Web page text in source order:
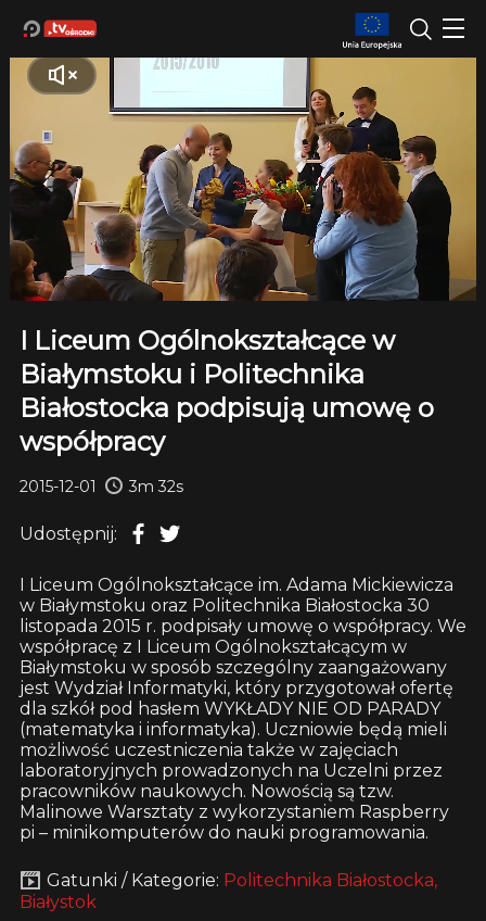
I Liceum Ogólnokształcące w
Białymstoku i Politechnika
Białostocka podpisują umowę o
współpracy
2015-12-01 3m 32s
Udostępnij:
I Liceum Ogólnokształcące im. Adama Mickiewicza
w Białymstoku oraz Politechnika Białostocka 30
listopada 2015 r. podpisały umowę o współpracy. We
współpracę z I Liceum Ogólnokształcącym w
Białymstoku w sposób szczególny zaangażowany
jest Wydział Informatyki, który przygotował ofertę
dla szkół pod hasłem WYKŁADY NIE OD PARADY
(matematyka i informatyka). Uczniowie będą mieli
możliwość uczestniczenia także w zajęciach
laboratoryjnych prowadzonych na Uczelni przez
pracowników naukowych. Nowością są tzw.
Malinowe Warsztaty z wykorzystaniem Raspberry
pi – minikomputerów do nauki programowania.
Gatunki / Kategorie: Politechnika Białostocka,
Białystok